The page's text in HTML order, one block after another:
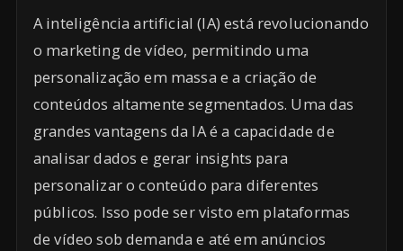
A inteligência artificial (IA) está revolucionando
o marketing de vídeo, permitindo uma
personalização em massa e a criação de
conteúdos altamente segmentados. Uma das
grandes vantagens da IA é a capacidade de
analisar dados e gerar insights para
personalizar o conteúdo para diferentes
públicos. Isso pode ser visto em plataformas
de vídeo sob demanda e até em anúncios